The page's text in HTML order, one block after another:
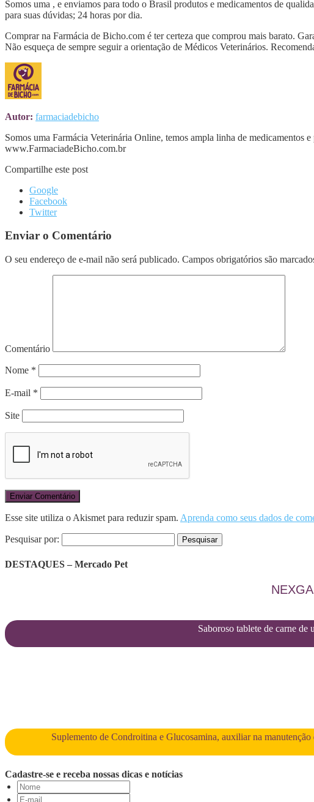
Somos uma , e enviamos para todo o Brasil produtos e medicamentos de
para suas dúvidas; 24 horas por dia.
Comprar na Farmácia de Bicho.com é ter certeza que comprou mais barato.
Não esqueça de sempre seguir a orientação de Médicos Veterinários.
Autor: farmaciadebicho
Somos uma Farmácia Veterinária Online, temos ampla linha de
www.FarmaciadeBicho.com.br
Compartilhe este post
Google
Facebook
Twitter
Enviar o Comentário
O seu endereço de e-mail não será publicado. Campos obrigatórios são
Comentário
Nome *
E-mail *
Site
Esse site utiliza o Akismet para reduzir spam. Aprenda como seus dados de
Pesquisar por:
DESTAQUES – Mercado Pet
Saboroso tablete de carne de
Suplemento de Condroitina e Glucosamina, auxiliar na
Cadastre-se e receba nossas dicas e notícias